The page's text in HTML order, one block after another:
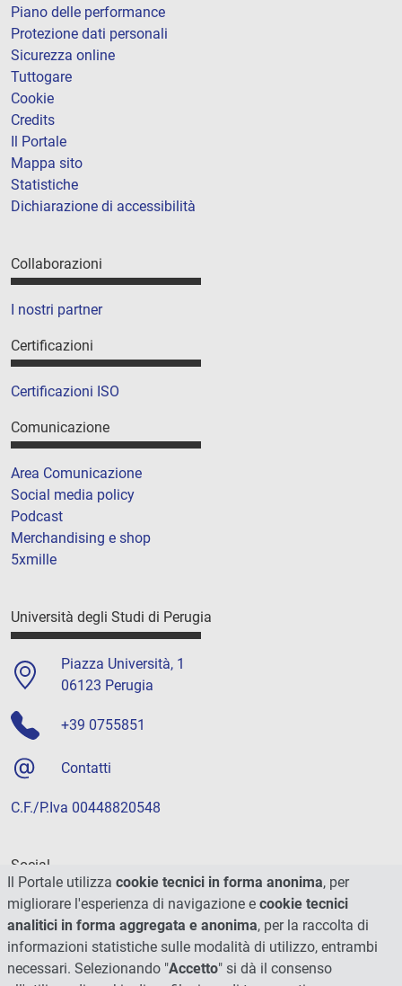
Piano delle performance
Protezione dati personali
Sicurezza online
Tuttogare
Cookie
Credits
Il Portale
Mappa sito
Statistiche
Dichiarazione di accessibilità
Collaborazioni
I nostri partner
Certificazioni
Certificazioni ISO
Comunicazione
Area Comunicazione
Social media policy
Podcast
Merchandising e shop
5xmille
Università degli Studi di Perugia
Piazza Università, 1
06123 Perugia
+39 0755851
Contatti
C.F./P.Iva 00448820548
Social
Il Portale utilizza cookie tecnici in forma anonima, per
migliorare l'esperienza di navigazione e cookie tecnici
analitici in forma aggregata e anonima, per la raccolta di
informazioni statistiche sulle modalità di utilizzo, entrambi
necessari. Selezionando "Accetto" si dà il consenso